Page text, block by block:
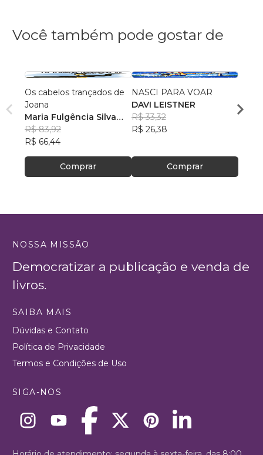
Você também pode gostar de
Os cabelos trançados de
Joana
Maria Fulgência Silva
|Bomfim
R$ 83,92
R$ 66,44
Comprar
NASCI PARA VOAR
DAVI LEISTNER
R$ 33,32
R$ 26,38
Comprar
Luiz
Silva
R$
NOSSA MISSÃO
Democratizar a publicação e venda de
livros.
SAIBA MAIS
Dúvidas e Contato
Política de Privacidade
Termos e Condições de Uso
SIGA-NOS